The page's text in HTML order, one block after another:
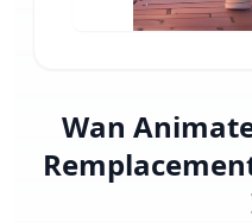
Wan